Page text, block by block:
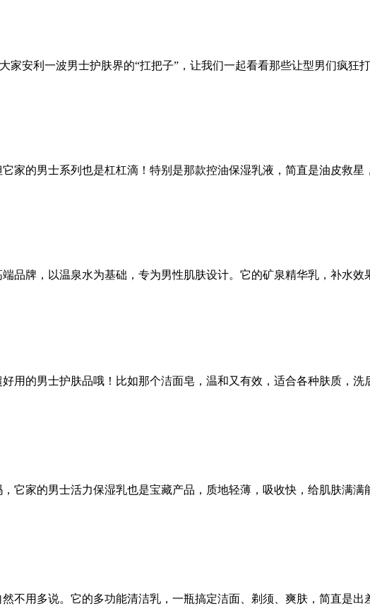
家安利一波男士护肤界的“扛把子”，让我们一起看看那些让型男们疯狂
家的男士系列也是杠杠滴！特别是那款控油保湿乳液，简直是油皮救
品牌，以温泉水为基础，专为男性肌肤设计。它的矿泉精华乳，补水
用的男士护肤品哦！比如那个洁面皂，温和又有效，适合各种肤质，
它家的男士活力保湿乳也是宝藏产品，质地轻薄，吸收快，给肌肤满
不用多说。它的多功能清洁乳，一瓶搞定洁面、剃须、爽肤，简直是